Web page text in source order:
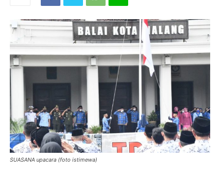
SUASANA upacara (foto istimewa)